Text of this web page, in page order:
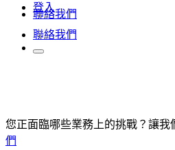
登入
聯絡我們
聯絡我們
您正面臨哪些業務上的挑戰？讓我
們